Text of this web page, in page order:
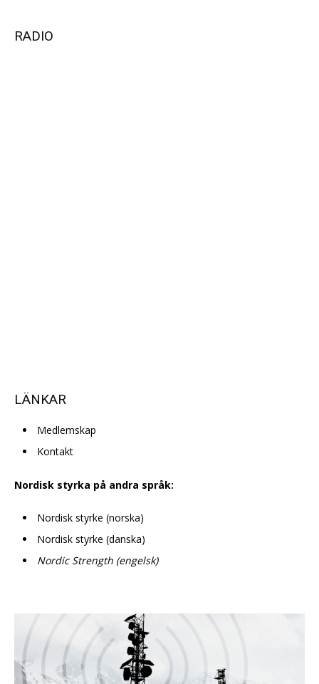
RADIO
LÄNKAR
Medlemskap
Kontakt
Nordisk styrka på andra språk:
Nordisk styrke (norska)
Nordisk styrke (danska)
Nordic Strength (engelsk)